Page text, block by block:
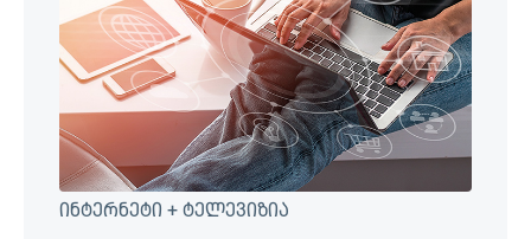
ინტერნეტი + ტელევიზია